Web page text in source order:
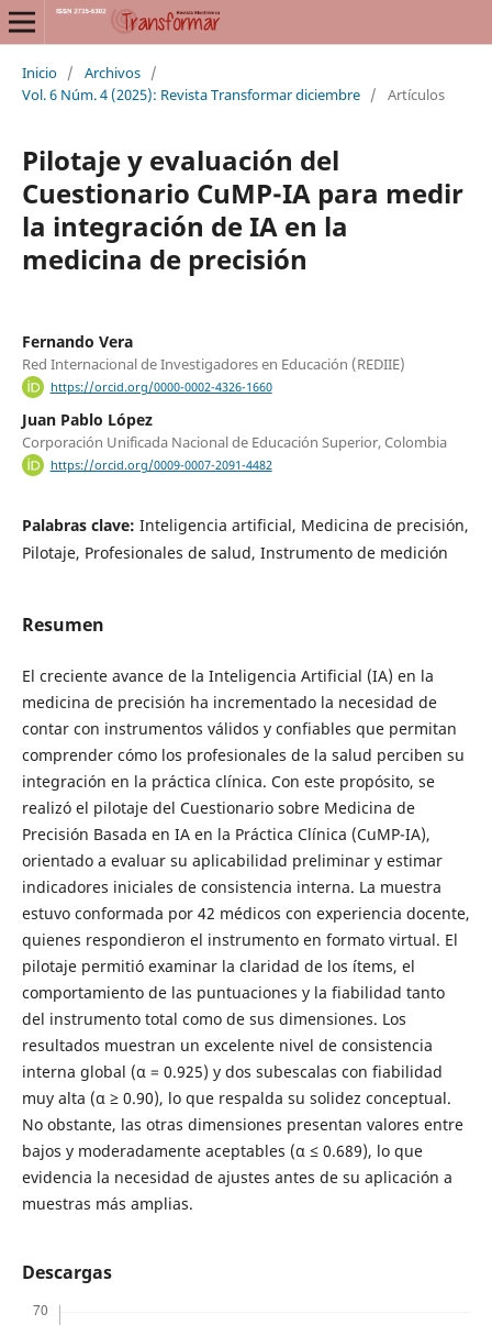
Inicio / Archivos /
Vol. 6 Núm. 4 (2025): Revista Transformar diciembre / Artículos
Pilotaje y evaluación del
Cuestionario CuMP-IA para medir
la integración de IA en la
medicina de precisión
Fernando Vera
Red Internacional de Investigadores en Educación (REDIIE)
https://orcid.org/0000-0002-4326-1660
Juan Pablo López
Corporación Unificada Nacional de Educación Superior, Colombia
https://orcid.org/0009-0007-2091-4482
Palabras clave: Inteligencia artificial, Medicina de precisión,
Pilotaje, Profesionales de salud, Instrumento de medición
Resumen
El creciente avance de la Inteligencia Artificial (IA) en la
medicina de precisión ha incrementado la necesidad de
contar con instrumentos válidos y confiables que permitan
comprender cómo los profesionales de la salud perciben su
integración en la práctica clínica. Con este propósito, se
realizó el pilotaje del Cuestionario sobre Medicina de
Precisión Basada en IA en la Práctica Clínica (CuMP-IA),
orientado a evaluar su aplicabilidad preliminar y estimar
indicadores iniciales de consistencia interna. La muestra
estuvo conformada por 42 médicos con experiencia docente,
quienes respondieron el instrumento en formato virtual. El
pilotaje permitió examinar la claridad de los ítems, el
comportamiento de las puntuaciones y la fiabilidad tanto
del instrumento total como de sus dimensiones. Los
resultados muestran un excelente nivel de consistencia
interna global (α = 0.925) y dos subescalas con fiabilidad
muy alta (α ≥ 0.90), lo que respalda su solidez conceptual.
No obstante, las otras dimensiones presentan valores entre
bajos y moderadamente aceptables (α ≤ 0.689), lo que
evidencia la necesidad de ajustes antes de su aplicación a
muestras más amplias.
Descargas